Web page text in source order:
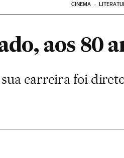
CINEMA
aos 80
carreira foi